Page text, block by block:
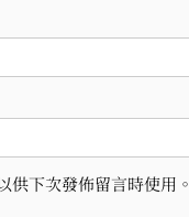
供下次發佈留言時使用。